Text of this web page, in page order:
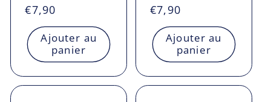
Prix
habituel
€7,90
Ajouter au
panier
Prix
habituel
€7,90
Ajouter au
panier